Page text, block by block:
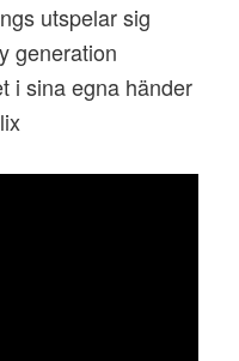
utspelar sig
generation
i sina egna händer